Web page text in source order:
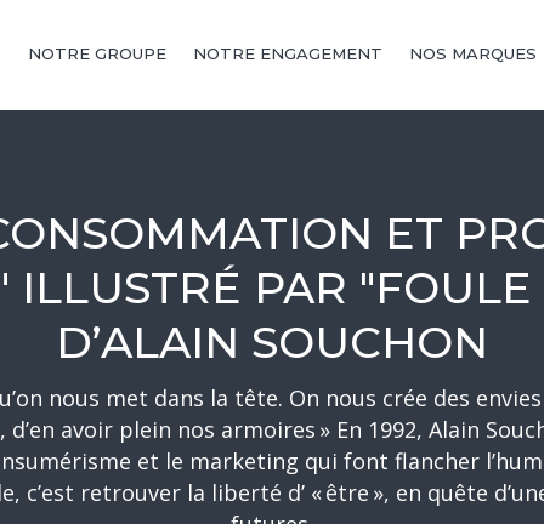
NOTRE GROUPE NOTRE ENGAGEMENT NOS MARQUES
ET
ILLUSTRÉ PAR
D’ALAIN SOUCHON
nous met dans la tête. On nous crée des
avoir plein nos armoires » En 1992, Alain
et le marketing qui font flancher
retrouver la liberté d’ « être », en quête